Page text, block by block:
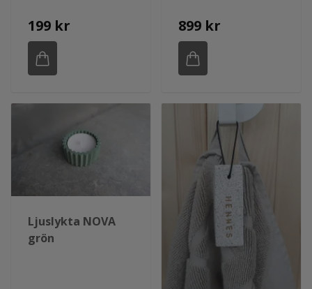
199 kr 899 kr
Ljuslykta NOVA
grön